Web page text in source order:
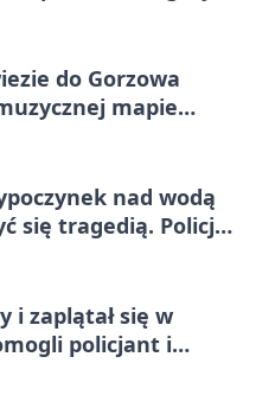
do Gorzowa
mapie
nad wodą
się tragedią. Policja
i zaplątał się w
policjant i